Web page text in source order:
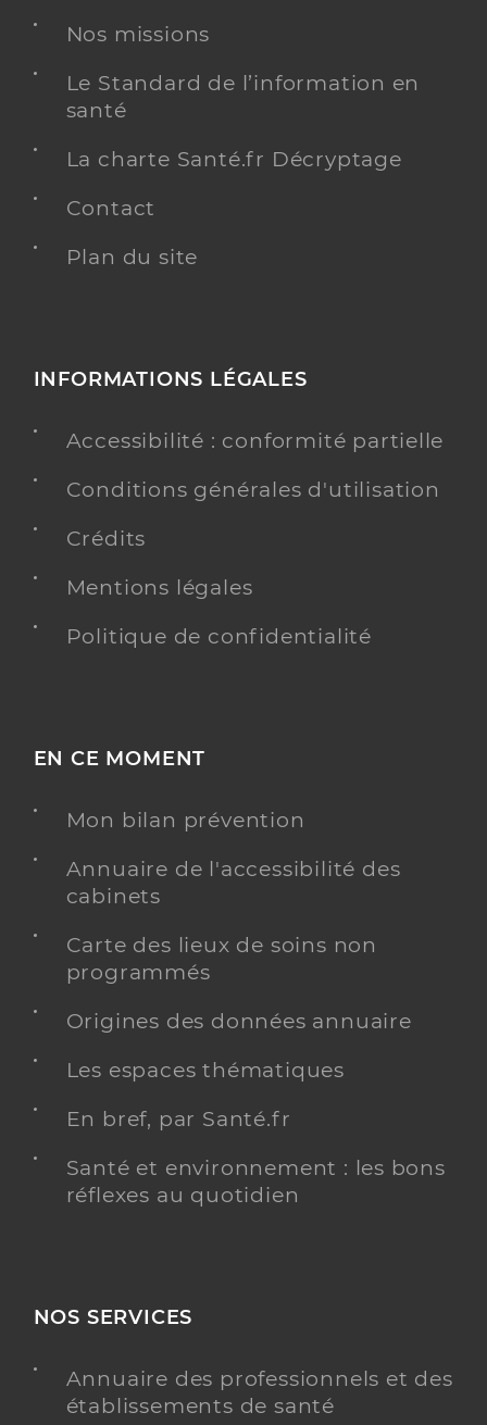
Nos missions
Le Standard de l’information en
santé
La charte Santé.fr Décryptage
Contact
Plan du site
INFORMATIONS LÉGALES
Accessibilité : conformité partielle
Conditions générales d'utilisation
Crédits
Mentions légales
Politique de confidentialité
EN CE MOMENT
Mon bilan prévention
Annuaire de l'accessibilité des
cabinets
Carte des lieux de soins non
programmés
Origines des données annuaire
Les espaces thématiques
En bref, par Santé.fr
Santé et environnement : les bons
réflexes au quotidien
NOS SERVICES
Annuaire des professionnels et des
établissements de santé